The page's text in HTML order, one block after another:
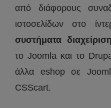
από διάφορους
ιστοσελίδων στο
συστήματα
το Joomla και το
άλλα eshop σε
CSScart.